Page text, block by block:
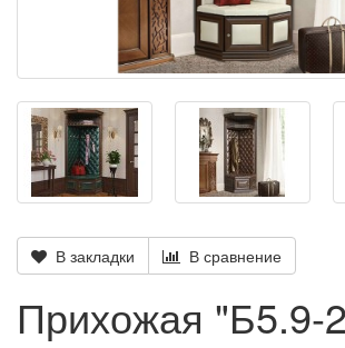
В закладки В сравнение
Прихожая "Б5.9-